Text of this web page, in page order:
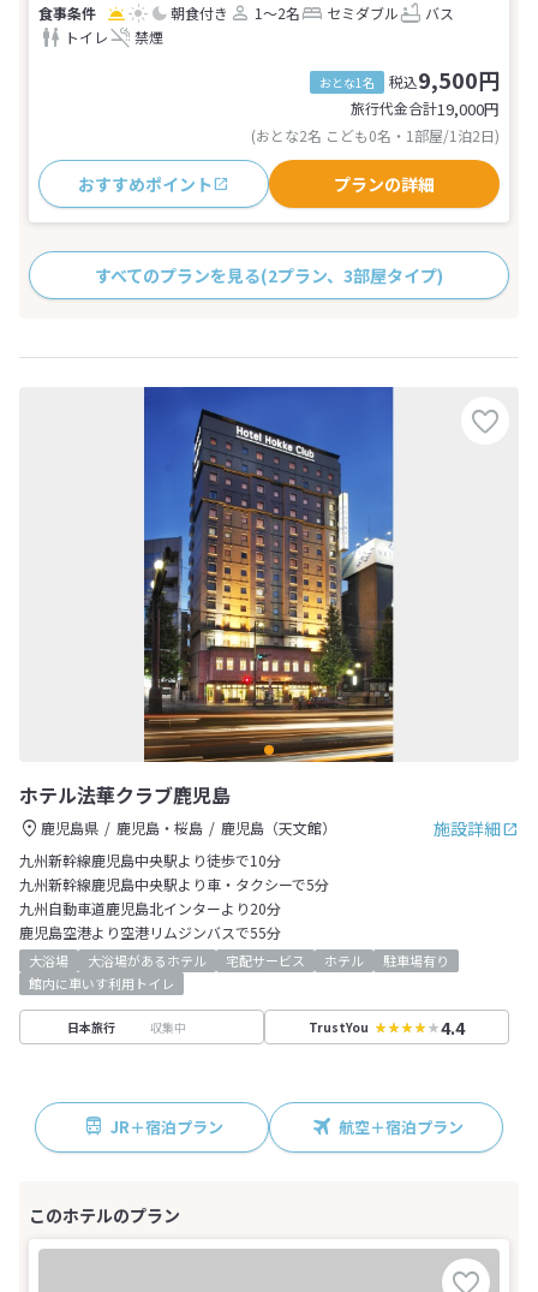
朝食付き 1～2名 セミダブル
バス
トイレ
禁煙
おとな1名 税込9,500円
旅行代金合計19,000円
(おとな2名 こども0名・1部屋/1泊2日)
おすすめポイント プランの詳細
すべてのプランを見る(2プラン、3部屋タイプ)
ホテル法華クラブ鹿児島
施設詳細
鹿児島県 鹿児島・桜島
鹿児島（天文館）
九州新幹線鹿児島中央駅より徒歩で10分
九州新幹線鹿児島中央駅より車・タクシーで5分
九州自動車道鹿児島北インターより20分
鹿児島空港より空港リムジンバスで55分
大浴場 大浴場があるホテル 宅配サービス ホテル
駐車場有り
館内に車いす利用トイレ
日本旅行 収集中 TrustYou 4.4
JR＋宿泊プラン 航空＋宿泊プラン